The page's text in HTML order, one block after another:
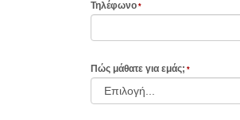
Τηλέφωνο
Πώς μάθατε για εμάς;